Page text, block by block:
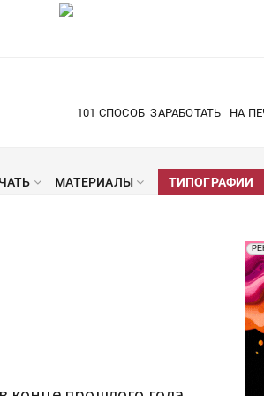
101 СПОСОБ ЗАРАБОТАТЬ НА
МАТЕРИАЛЫ ТИПОГРАФИИ